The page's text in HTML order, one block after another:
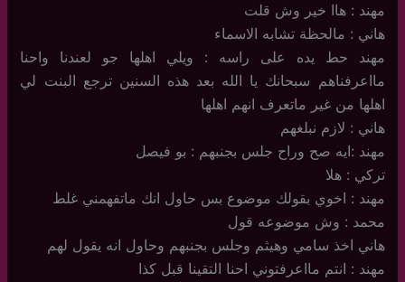
مهند : هاا خير وش قلت
هاني : مالحظة تشابه الاسماء
مهند حط يده على راسه : ويلي اهلها جو لعندنا واحنا
مااعرفناهم سبحانك يا الله بعد هذه السنين ترجع البنت لي
اهلها من غير ماتعرف انهم اهلها
هاني : لازم نبلغهم
مهند :ايه صح وراح جلس بجنبهم : بو فيصل
تركي : هلا
مهند : اخوي بقولك موضوع بس حاول انك ماتفهمني غلط
محمد : وش موضوعه قول
هاني اخذ سامي وهيثم وجلس بجنبهم وحاول انه يقول لهم
مهند : انتم مااعرفتوني احنا التقينا قبل كذا